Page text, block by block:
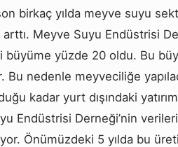
birkaç yılda meyve suyu
arttı. Meyve Suyu Endüstrisi
büyüme yüzde 20 oldu. Bu
Bu nedenle meyveciliğe
kadar yurt dışındaki
Endüstrisi Derneği’nin
Önümüzdeki 5 yılda bu